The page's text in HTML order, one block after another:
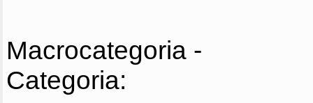
Macrocategoria -
Categoria: